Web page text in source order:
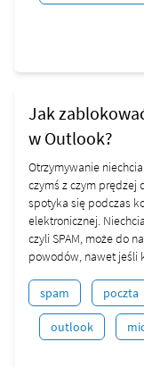
Jak
w Outlook?
Otrzymywanie
czymś z czym prędzej
spotyka się podczas
elektronicznej.
czyli SPAM, może do
powodów, nawet jeśli
spam poczta
outlook